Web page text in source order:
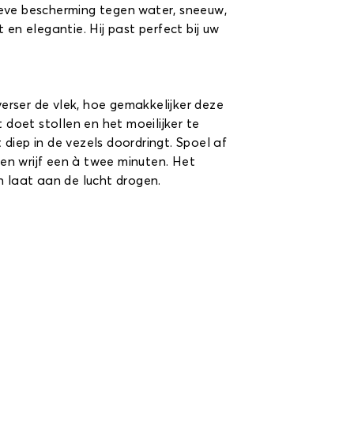
bescherming tegen water, sneeuw,
elegantie. Hij past perfect bij uw
de vlek, hoe gemakkelijker deze
doet stollen en het moeilijker te
in de vezels doordringt. Spoel af
wrijf een à twee minuten. Het
laat aan de lucht drogen.